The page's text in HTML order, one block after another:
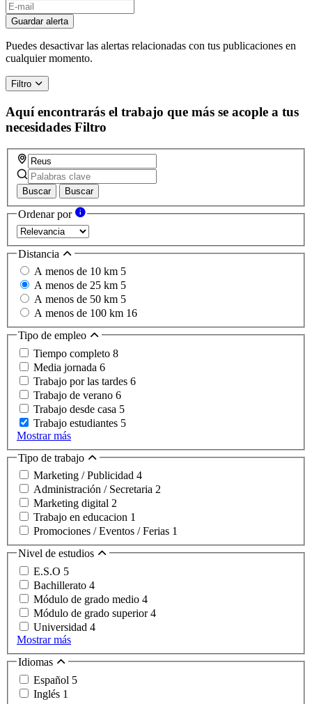
Guardar alerta
Puedes desactivar las alertas relacionadas con tus publicaciones en
cualquier momento.
Filtro
Aquí encontrarás el trabajo que más se acople a tus
necesidades Filtro
Buscar Buscar
Ordenar por
Distancia
A menos de 10 km 5
A menos de 25 km 5
A menos de 50 km 5
A menos de 100 km 16
Tipo de empleo
Tiempo completo 8
Media jornada 6
Trabajo por las tardes 6
Trabajo de verano 6
Trabajo desde casa 5
Trabajo estudiantes 5
Mostrar más
Tipo de trabajo
Marketing / Publicidad 4
Administración / Secretaria 2
Marketing digital 2
Trabajo en educacion 1
Promociones / Eventos / Ferias 1
Nivel de estudios
E.S.O 5
Bachillerato 4
Módulo de grado medio 4
Módulo de grado superior4
Universidad 4
Mostrar más
Idiomas
Español 5
Inglés 1